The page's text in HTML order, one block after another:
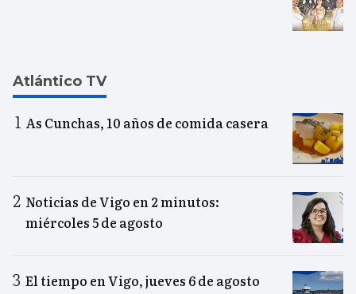
Atlántico TV
As Cunchas, 10 años de comida casera
Noticias de Vigo en 2 minutos:
miércoles 5 de agosto
El tiempo en Vigo, jueves 6 de agosto